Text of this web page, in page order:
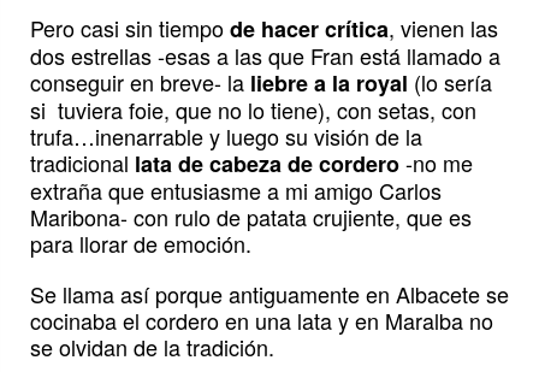
Pero casi sin tiempode hacer crítica, vienen las
dos estrellas -esas a las que Fran está llamado a
conseguir en breve- la liebre a la royal (lo sería
si tuviera foie, que no lo tiene), con setas, con
trufa…inenarrable y luego su visión de la
tradicional lata de cabeza de cordero-no me
extraña que entusiasme a mi amigo Carlos
Maribona- con rulo de patata crujiente, que es
para llorar de emoción.
Se llama así porque antiguamente en Albacete se
cocinaba el cordero en una lata y en Maralba no
se olvidan de la tradición.